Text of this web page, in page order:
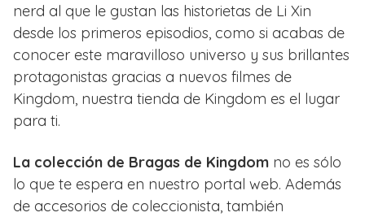
nerd al que le gustan las historietas de Li Xin
desde los primeros episodios, como si acabas de
conocer este maravilloso universo y sus brillantes
protagonistas gracias a nuevos filmes de
Kingdom, nuestra tienda de Kingdom es el lugar
para ti.
La colección de Bragas de Kingdom no es sólo
lo que te espera en nuestro portal web. Además
de accesorios de coleccionista, también